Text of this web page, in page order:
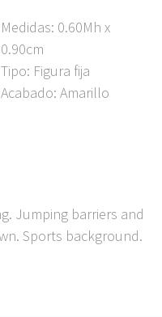
Medidas: 0.60Mh x
0.90cm
Tipo: Figura fija
Acabado: Amarillo